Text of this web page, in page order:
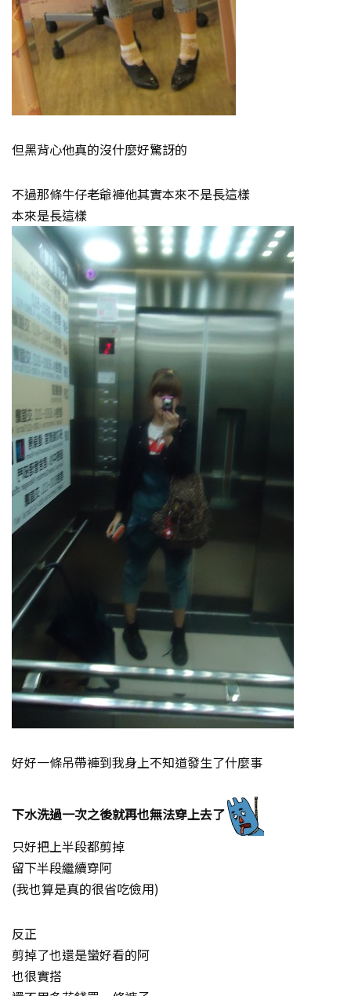
但黑背心他真的沒什麼好驚訝的
不過那條牛仔老爺褲他其實本來不是長這樣
本來是長這樣
好好一條吊帶褲到我身上不知道發生了什麼事
下水洗過一次之後就再也無法穿上去了
只好把上半段都剪掉
留下半段繼續穿阿
(我也算是真的很省吃儉用)
反正
剪掉了也還是蠻好看的阿
也很實搭